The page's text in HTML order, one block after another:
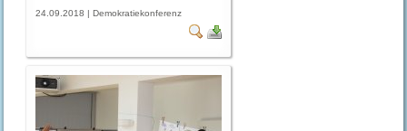
24.09.2018 | Demokratiekonferenz